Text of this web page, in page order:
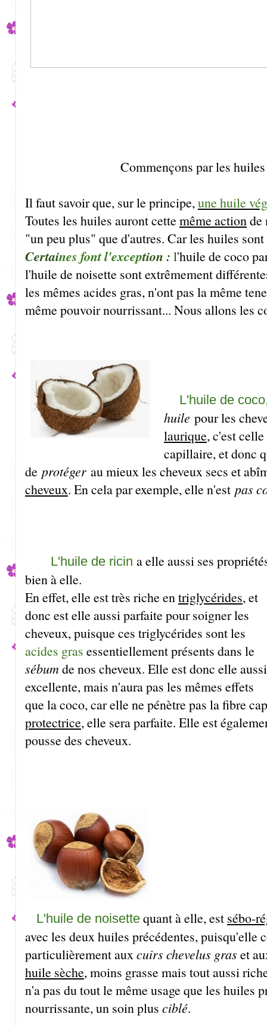
Commençons par les
Il faut savoir que, sur le principe,une huile
Toutes les huiles auront cettemême actionde
"un peu plus" que d'autres. Car les huiles
Certaines font l'exception : l'huile de coco
l'huile de noisette sont extrêmement
les mêmes acides gras, n'ont pas la même
même pouvoir nourrissant... Nous allons les
L'huile de
huile pour les
laurique, c'est
capillaire, et donc
de protéger au mieux les cheveux secs et
cheveux. En cela par exemple, elle n'est pas
L'huile de ricin a elle aussi ses
bien à elle.
En effet, elle est très riche entriglycérides, et
donc est elle aussi parfaite pour soigner les
cheveux, puisque ces triglycérides sont les
acides gras essentiellement présents dans le
sébumde nos cheveux. Elle est donc elle aussi
excellente, mais n'aura pas les mêmes effets
que la coco, car elle ne pénètre pas la fibre
protectrice, elle sera parfaite. Elle est
pousse des cheveux.
L'huile de noisette quant à elle, est sébo-
avec les deux huiles précédentes, puisqu'elle
particulièrement auxcuirs chevelus gras et
huile sèche, moins grasse mais tout aussi
n'a pas du tout le même usage que les huiles
nourrissante, un soin plus ciblé.